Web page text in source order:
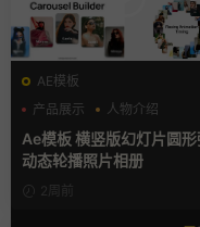
AE模板
产品展示
人物介绍
团队介绍
Ae模板 横竖版幻灯片圆
动态轮播照片相册
2周前